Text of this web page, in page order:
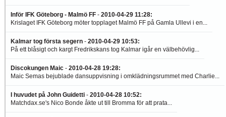
Inför IFK Göteborg - Malmö FF - 2010-04-29 11:28:
Krislaget IFK Göteborg möter topplaget Malmö FF på Gamla Ullevi i en...
Kalmar tog första segern - 2010-04-29 10:53:
På ett blåsigt och kargt Fredrikskans tog Kalmar igår en välbehövlig...
Discokungen Maic - 2010-04-28 19:28:
Maic Semas bejublade dansuppvisning i omklädningsrummet med Charlie...
I huvudet på John Guidetti - 2010-04-28 10:52:
Matchdax.se's Nico Bonde åkte ut till Bromma för att prata...